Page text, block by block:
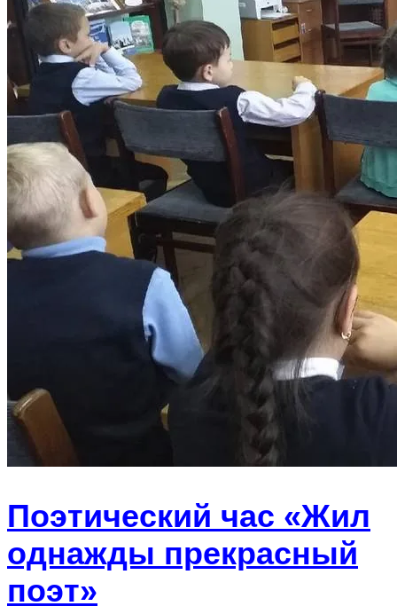
Поэтический час «Жил
однажды прекрасный
поэт»